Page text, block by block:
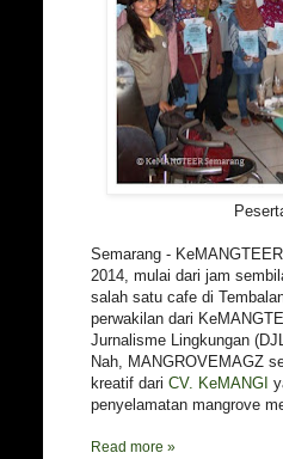
Semarang -
2014, mulai dari jam
salah satu cafe di
perwakilan dari
Jurnalisme Lingkungan
Nah, MANGROVEMAGZ
kreatif dari CV. KeMANGI
penyelamatan mangrove
Read more »